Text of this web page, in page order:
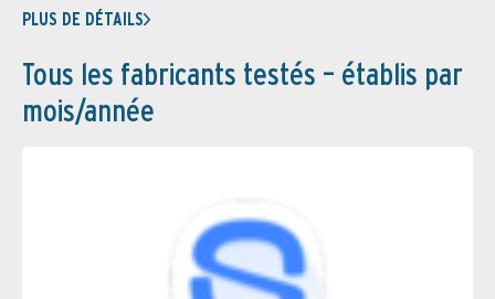
PLUS DE DÉTAILS
Tous les fabricants testés – établis par
mois/année